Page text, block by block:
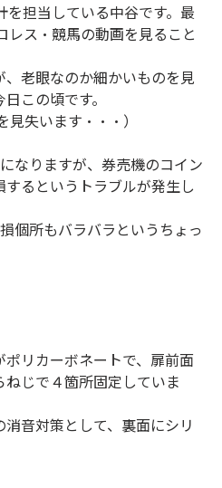
担当している中谷です。 最
ス・競馬の動画を見ること
老眼なのか細かいものを見
この頃です。
見失います・・・）
なりますが、券売機のコイン
るというトラブルが発生し
個所もバラバラというちょっ
リカーボネートで、扉前面
じで４箇所固定していま
音対策として、裏面にシリ